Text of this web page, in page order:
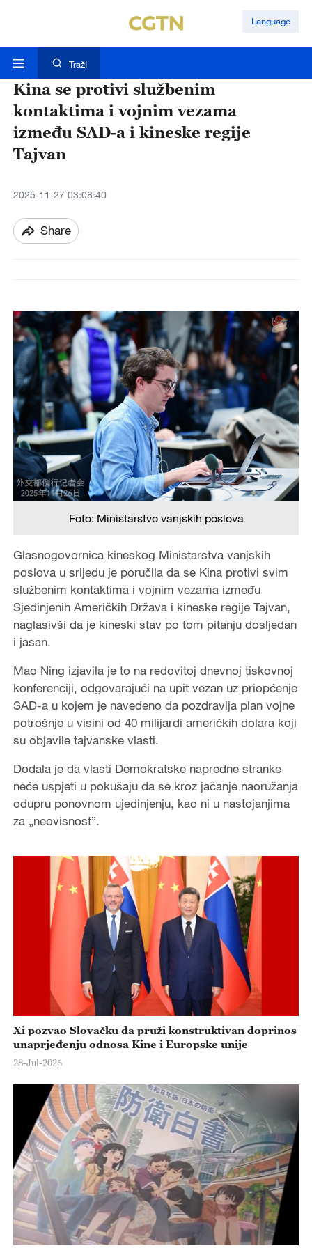
Language
TražI
Kina se protivi službenim
kontaktima i vojnim vezama
između SAD-a i kineske regije
Tajvan
2025-11-27 03:08:40
Share
Foto: Ministarstvo vanjskih poslova
Glasnogovornica kineskog Ministarstva vanjskih
poslova u srijedu je poručila da se Kina protivi svim
službenim kontaktima i vojnim vezama između
Sjedinjenih Američkih Država i kineske regije Tajvan,
naglasivši da je kineski stav po tom pitanju dosljedan
i jasan.
Mao Ning izjavila je to na redovitoj dnevnoj tiskovnoj
konferenciji, odgovarajući na upit vezan uz priopćenje
SAD-a u kojem je navedeno da pozdravlja plan vojne
potrošnje u visini od 40 milijardi američkih dolara koji
su objavile tajvanske vlasti.
Dodala je da vlasti Demokratske napredne stranke
neće uspjeti u pokušaju da se kroz jačanje naoružanja
odupru ponovnom ujedinjenju, kao ni u nastojanjima
za „neovisnost”.
Xi pozvao Slovačku da pruži konstruktivan doprinos
unaprjeđenju odnosa Kine i Europske unije
28-Jul-2026